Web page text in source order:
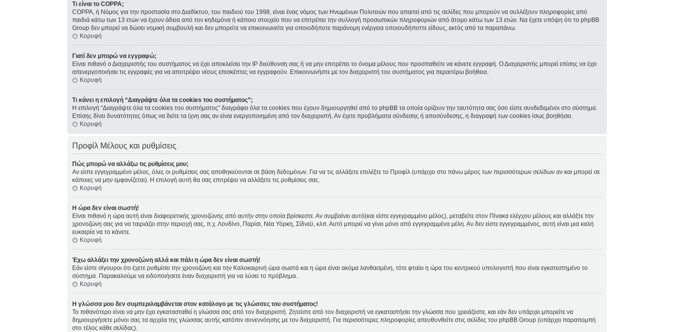
Τι είναι το COPPA;
COPPA, ή Νόμος για την προστασία στο Διαδίκτυο, του παιδιού του 1998, είναι ένας νόμος των Ηνωμένων Πολιτειών που απαιτεί από τις σελίδες που μπορούν να συλλέξουν πληροφορίες από
παιδιά κάτω των 13 ετών να έχουν άδεια από τον κηδεμόνα ή κάποιο στοιχείο που να επιτρέπει την συλλογή προσωπικών πληροφοριών από άτομο κάτω των 13 ετών. Να έχετε υπόψη ότι το phpBB
Group δεν μπορεί να δώσει νομική συμβουλή και δεν μπορείτε να επικοινωνείτε για οποιοδήποτε παράνομη ενέργεια οποιουδήποττε είδους, εκτός από τα παραπάνω.
Κορυφή
Γιατί δεν μπορώ να εγγραφώ;
Είναι πιθανό ο Διαχειριστής του συστήματος να έχει αποκλείσει την IP διεύθυνση σας ή να μην επιτρέπει το όνομα μέλους που προσπαθείτε να κάνετε εγγραφή. Ο Διαχειριστής μπορεί επίσης να έχει
απενεργοποιήσει τις εγγραφές για να αποτρέψει νέους επισκέπτες να εγγραφούν. Επικοινωνήστε με τον διαχειριστή του συστήματος για περαιτέρω βοήθεια.
Κορυφή
Τι κάνει η επιλογή “Διαγράψτε όλα τα cookies του συστήματος”;
Η επιλογή “Διαγράψτε όλα τα cookies του συστήματος” διαγράφει όλα τα cookies που έχουν δημιουργηθεί από το phpBB τα οποία ορίζουν την ταυτότητα σας όσο είστε συνδεδεμένοι στο σύστημα.
Επίσης δίνει δυνατότητες όπως να δείτε τα ίχνη σας αν είναι ενεργοποιημένη από τον διαχειριστή. Αν έχετε προβλήματα σύνδεσης ή αποσύνδεσης, η διαγραφή των cookies ίσως βοηθήσει.
Κορυφή
Προφίλ Μέλους και ρυθμίσεις
Πώς μπορώ να αλλάξω τις ρυθμίσεις μου;
Αν είστε εγγεγραμμένο μέλος, όλες οι ρυθμίσεις σας αποθηκεύονται σε βάση δεδομένων. Για να τις αλλάξετε επιλέξτε το Προφίλ (υπάρχει στο πάνω μέρος των περισσότερων σελίδων αν και μπορεί σε
κάποιες να μην εμφανίζεται). Η επιλογή αυτή θα σας επιτρέψει να αλλάξετε τις ρυθμίσεις σας.
Κορυφή
Η ώρα δεν είναι σωστή!
Είναι πιθανό η ώρα αυτή είναι διαφορετικής χρονοζώνης από αυτήν στην οποία βρίσκεστε. Αν συμβαίνει αυτό(και είστε εγγεγραμμένο μέλος), μεταβείτε στον Πίνακα ελέγχου μέλους και αλλάξτε την
χρονοζώνη σας για να ταιριάζει στην περιοχή σας, π.χ. Λονδίνο, Παρίσι, Νέα Υόρκη, Σίδνεϋ, κλπ. Αυτό μπορεί να γίνει μόνο από εγγεγραμμένα μέλη. Αν δεν είστε εγγεγραμμένος, αυτή είναι μια καλή
ευκαιρία να το κάνετε.
Κορυφή
Έχω αλλάξει την χρονοζώνη αλλά και πάλι η ώρα δεν είναι σωστή!
Εάν είστε σίγουροι ότι έχετε ρυθμίσει την χρονοζώνη και την Καλοκαιρινή ώρα σωστά και η ώρα είναι ακόμα λανθασμένη, τότε φταίει η ώρα του κεντρικού υπολογιστή που είναι εγκατεστημένο το
σύστημα. Παρακαλούμε να ειδοποιήσετε έναν διαχειριστή για να λύσει το πρόβλημα.
Κορυφή
Η γλώσσα μου δεν συμπεριλαμβάνεται στον κατάλογο με τις γλώσσες του συστήματος!
Το πιθανότερο είναι να μην έχει εγκατασταθεί η γλώσσα σας από τον διαχειριστή. Ζητείστε από τον διαχειριστή να εγκαταστήσει την γλώσσα που χρειάζεστε, και εάν δεν υπάρχει μπορείτε να
δημιουργήσετε μόνοι σας τα αρχεία της γλώσσας αυτής κατόπιν συνεννόησης με τον διαχειριστή. Για περισσότερες πληροφορίες απευθυνθείτε στις σελίδες του phpBB Group (υπάρχει παραπομπή
στο τέλος κάθε σελίδας).